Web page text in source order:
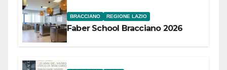
BRACCIANO REGIONE LAZIO
Faber School Bracciano 2026